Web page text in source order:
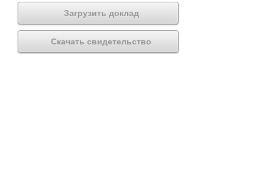
Загрузить доклад
Скачать свидетельство